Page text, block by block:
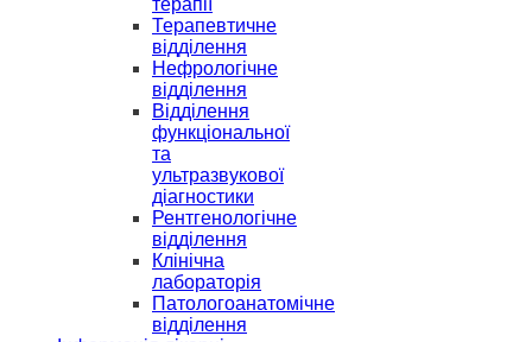
терапії
Терапевтичне
відділення
Нефрологічне
відділення
Відділення
функціональної
та
ультразвукової
діагностики
Рентгенологічне
відділення
Клінічна
лабораторія
Патологоанатомічне
відділення